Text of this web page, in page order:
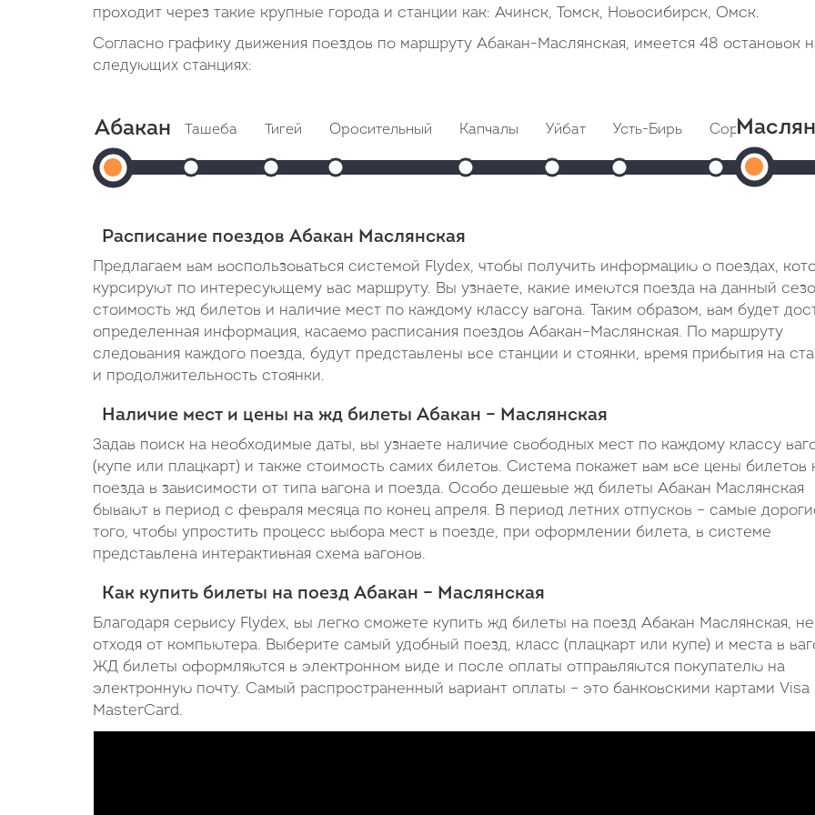
проходит через такие крупные города и станции как: Ачинск, Томск, Новосибирск, Омск.
Согласно графику движения поездов по маршруту Абакан-Маслянская, имеется 48 остановок
следующих станциях:
Абакан
Абакан
Отправление:
Ташеба
Прибытие: 18:37
В пути: 22 минуты
Тигей
Прибытие: 18:55
В пути: 40 минут
Оросительный
В пути: 52 минуты
Капчалы
Прибытие: 19:35
Уйбат
Прибытие: 20:12
Усть-Бирь
Прибытие: 20:37
Отправление: 20:38
Сорск
Прибытие:
Отправление:
пути:
1
день
44
минуты
Расписание поездов Абакан Маслянская
Предлагаем вам воспользоваться системой Flydex, чтобы получить информацию о поездах,
курсируют по интересующему вас маршруту. Вы узнаете, какие имеются поезда на данный
стоимость жд билетов и наличие мест по каждому классу вагона. Таким образом, вам будет
определенная информация, касаемо расписания поездов Абакан–Маслянская. По маршруту
следования каждого поезда, будут представлены все станции и стоянки, время прибытия на
и продолжительность стоянки.
Наличие мест и цены на жд билеты Абакан – Маслянская
Задав поиск на необходимые даты, вы узнаете наличие свободных мест по каждому классу
(купе или плацкарт) и также стоимость самих билетов. Система покажет вам все цены билетов
поезда в зависимости от типа вагона и поезда. Особо дешевые жд билеты Абакан Маслянская
бывают в период с февраля месяца по конец апреля. В период летних отпусков – самые
того, чтобы упростить процесс выбора мест в поезде, при оформлении билета, в системе
представлена интерактивная схема вагонов.
Как купить билеты на поезд Абакан – Маслянская
Благодаря сервису Flydex, вы легко сможете купить жд билеты на поезд Абакан Маслянская, не
отходя от компьютера. Выберите самый удобный поезд, класс (плацкарт или купе) и места в
ЖД билеты оформляются в электронном виде и после оплаты отправляются покупателю на
электронную почту. Самый распространенный вариант оплаты – это банковскими картами Visa
MasterCard.